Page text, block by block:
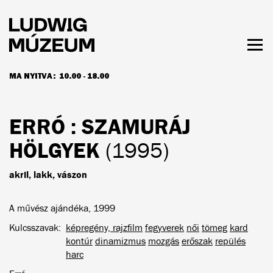
tartalomra
MA NYITVA: 10.00 - 18.00
NYITVATARTÁS ÉS JEGYÁRAK
ERRÓ : SZAMURÁJ
HÖLGYEK (1995)
akril, lakk, vászon
A művész ajándéka, 1999
Kulcsszavak
képregény, rajzfilm fegyverek női tömeg kard
kontúr dinamizmus mozgás erőszak repülés
harc